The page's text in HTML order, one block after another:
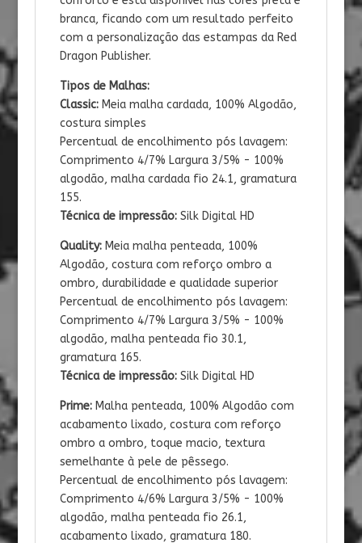
branca, ficando com um resultado perfeito
com a personalização das estampas da Red
Dragon Publisher.
Tipos de Malhas:
Classic:Meia malha cardada, 100% Algodão,
costura simples
Percentual de encolhimento pós lavagem:
Comprimento 4/7% Largura 3/5% - 100%
algodão, malha cardada fio 24.1, gramatura
155.
Técnica de impressão: Silk Digital HD
Quality:Meia malha penteada, 100%
Algodão, costura com reforço ombro a
ombro, durabilidade e qualidade superior
Percentual de encolhimento pós lavagem:
Comprimento 4/7% Largura 3/5% - 100%
algodão, malha penteada fio 30.1,
gramatura 165.
Técnica de impressão: Silk Digital HD
Prime:Malha penteada, 100% Algodão com
acabamento lixado, costura com reforço
ombro a ombro, toque macio, textura
semelhante à pele de pêssego.
Percentual de encolhimento pós lavagem:
Comprimento 4/6% Largura 3/5% - 100%
algodão, malha penteada fio 26.1,
acabamento lixado, gramatura 180.